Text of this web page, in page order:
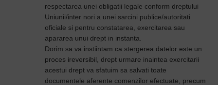
respectarea unei obligatii legale conform dreptului
Uniunii/inter nori a unei sarcini publice/autoritati
oficiale si pentru constatarea, exercitarea sau
apararea unui drept in instanta.
Dorim sa va instiintam ca stergerea datelor este un
proces ireversibil, drept urmare inaintea exercitarii
acestui drept va sfatuim sa salvati toate
documentele aferente comenzilor efectuate, precum